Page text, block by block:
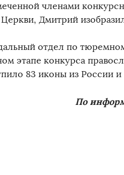
членами
Дмитрий
отдел по
этапе конкурса
83 иконы из России и
По